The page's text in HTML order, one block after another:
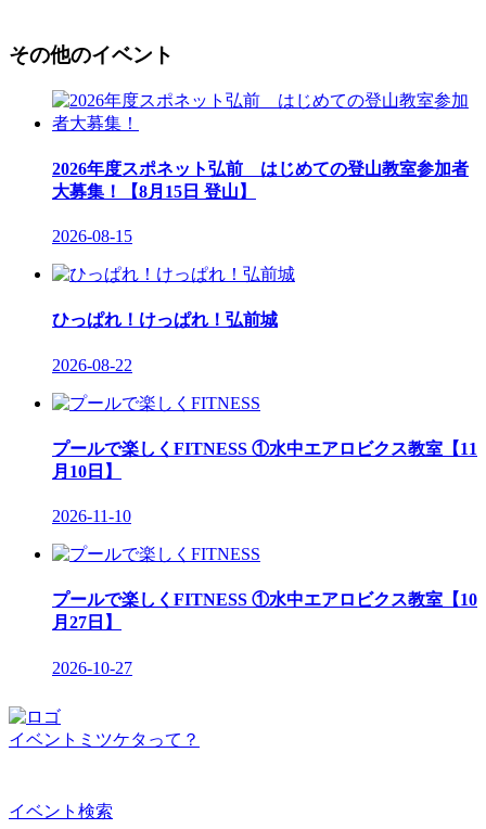
その他のイベント
2026年度スポネット弘前 はじめての登山教室参加者
大募集！【8月15日 登山】
2026-08-15
ひっぱれ！けっぱれ！弘前城
2026-08-22
プールで楽しくFITNESS ①水中エアロビクス教室【11
月10日】
2026-11-10
プールで楽しくFITNESS ①水中エアロビクス教室【10
月27日】
2026-10-27
イベントミツケタって？
イベント検索